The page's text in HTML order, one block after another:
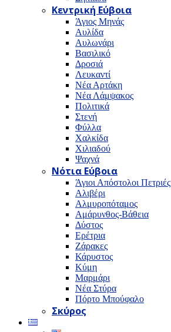
Κεντρική Εύβοια
Άγιος Μηνάς
Αυλίδα
Αυλωνάρι
Βασιλικό
Δροσιά
Λευκαντί
Νέα Αρτάκη
Νέα Λάμψακος
Πολιτικά
Στενή
Φύλλα
Χαλκίδα
Χιλιαδού
Ψαχνά
Νότια Εύβοια
Άγιοι Απόστολοι Πετριές
Αλιβέρι
Αλμυροπόταμος
Αμάρυνθος-Βάθεια
Δύστος
Ερέτρια
Ζάρακες
Κάρυστος
Κύμη
Μαρμάρι
Νέα Στύρα
Πόρτο Μπούφαλο
Σκύρος